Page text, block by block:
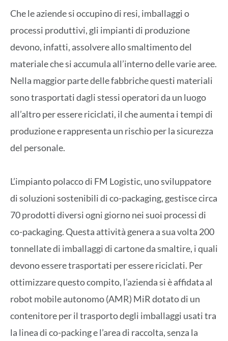
Che le aziende si occupino di resi, imballaggi o
processi produttivi, gli impianti di produzione
devono, infatti, assolvere allo smaltimento del
materiale che si accumula all’interno delle varie aree.
Nella maggior parte delle fabbriche questi materiali
sono trasportati dagli stessi operatori da un luogo
all’altro per essere riciclati, il che aumenta i tempi di
produzione e rappresenta un rischio per la sicurezza
del personale.
L’impianto polacco di FM Logistic, uno sviluppatore
di soluzioni sostenibili di co-packaging, gestisce circa
70 prodotti diversi ogni giorno nei suoi processi di
co-packaging. Questa attività genera a sua volta 200
tonnellate di imballaggi di cartone da smaltire, i quali
devono essere trasportati per essere riciclati. Per
ottimizzare questo compito, l’azienda si è affidata al
robot mobile autonomo (AMR) MiR dotato di un
contenitore per il trasporto degli imballaggi usati tra
la linea di co-packing e l’area di raccolta, senza la